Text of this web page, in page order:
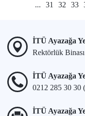
... 31 32 33
İTÜ Ayazağa
Rektörlük
İTÜ Ayazağa
0212 285 30 30
İTÜ Ayazağa